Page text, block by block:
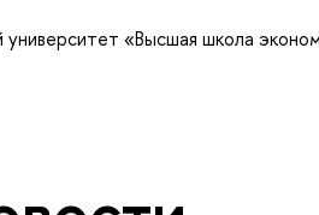
университет «Высшая школа